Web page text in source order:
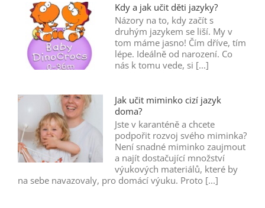
Kdy a jak učit děti jazyky?
Názory na to, kdy začít s
druhým jazykem se liší. My v
tom máme jasno! Čím dříve, tím
lépe. Ideálně od narození. Co
nás k tomu vede, si [...]
Jak učit miminko cizí jazyk
doma?
Jste v karanténě a chcete
podpořit rozvoj svého miminka?
Není snadné miminko zaujmout
a najít dostačující množství
výukových materiálů, které by
na sebe navazovaly, pro domácí výuku. Proto [...]